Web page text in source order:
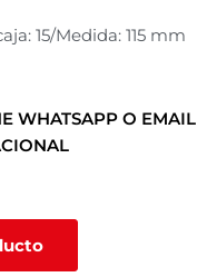
15/Medida: 115 mm
WHATSAPP O EMAIL